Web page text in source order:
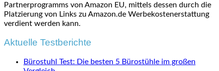
Partnerprogramms von Amazon EU, mittels dessen durch die
Platzierung von Links zu Amazon.de Werbekostenerstattung
verdient werden kann.
Aktuelle Testberichte
Bürostuhl Test: Die besten 5 Bürostühle im großen